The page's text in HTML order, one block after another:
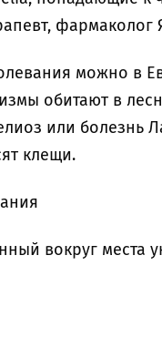
фармаколог
можно в
обитают в
или болезнь
клещи.
вокруг места